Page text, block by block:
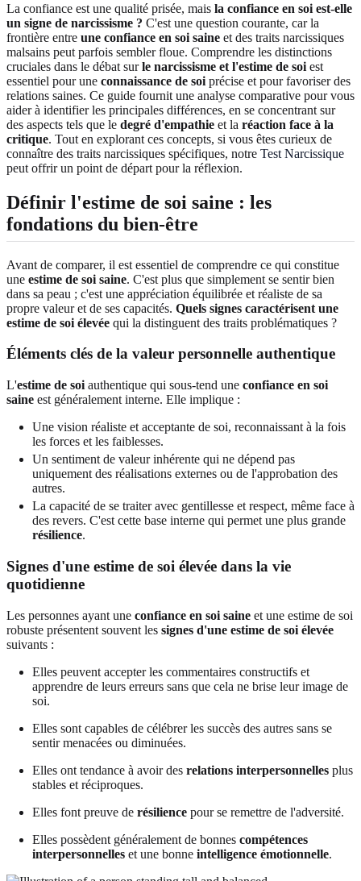
La confiance est une qualité prisée, mais la confiance en soi est-elle
un signe de narcissisme ? C'est une question courante, car la
frontière entre une confiance en soi saine et des traits narcissiques
malsains peut parfois sembler floue. Comprendre les distinctions
cruciales dans le débat surle narcissisme et l'estime de soi est
essentiel pour une connaissance de soi précise et pour favoriser des
relations saines. Ce guide fournit une analyse comparative pour vous
aider à identifier les principales différences, en se concentrant sur
des aspects tels que le degré d'empathie et la réaction face à la
critique. Tout en explorant ces concepts, si vous êtes curieux de
connaître des traits narcissiques spécifiques, notre Test Narcissique
peut offrir un point de départ pour la réflexion.
Définir l'estime de soi saine : les
fondations du bien-être
Avant de comparer, il est essentiel de comprendre ce qui constitue
une estime de soi saine. C'est plus que simplement se sentir bien
dans sa peau ; c'est une appréciation équilibrée et réaliste de sa
propre valeur et de ses capacités. Quels signes caractérisent une
estime de soi élevée qui la distinguent des traits problématiques ?
Éléments clés de la valeur personnelle authentique
L'estime de soi authentique qui sous-tend une confiance en soi
saine est généralement interne. Elle implique :
Une vision réaliste et acceptante de soi, reconnaissant à la fois
les forces et les faiblesses.
Un sentiment de valeur inhérente qui ne dépend pas
uniquement des réalisations externes ou de l'approbation des
autres.
La capacité de se traiter avec gentillesse et respect, même face à
des revers. C'est cette base interne qui permet une plus grande
résilience.
Signes d'une estime de soi élevée dans la vie
quotidienne
Les personnes ayant une confiance en soi saine et une estime de soi
robuste présentent souvent les signes d'une estime de soi élevée
suivants :
Elles peuvent accepter les commentaires constructifs et
apprendre de leurs erreurs sans que cela ne brise leur image de
soi.
Elles sont capables de célébrer les succès des autres sans se
sentir menacées ou diminuées.
Elles ont tendance à avoir des relations interpersonnelles plus
stables et réciproques.
Elles font preuve de résilience pour se remettre de l'adversité.
Elles possèdent généralement de bonnes compétences
interpersonnelles et une bonne intelligence émotionnelle.